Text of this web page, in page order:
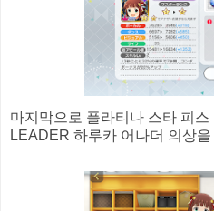
마지막으로 플라티나 스타 피
LEADER 하루카 어나더 의상